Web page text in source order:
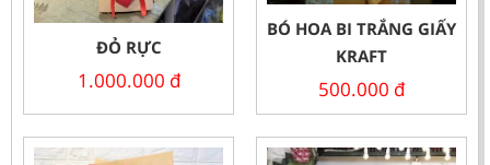
ĐỎ RỰC
1.000.000 đ
BÓ HOA BI TRẮNG GIẤY
KRAFT
500.000 đ